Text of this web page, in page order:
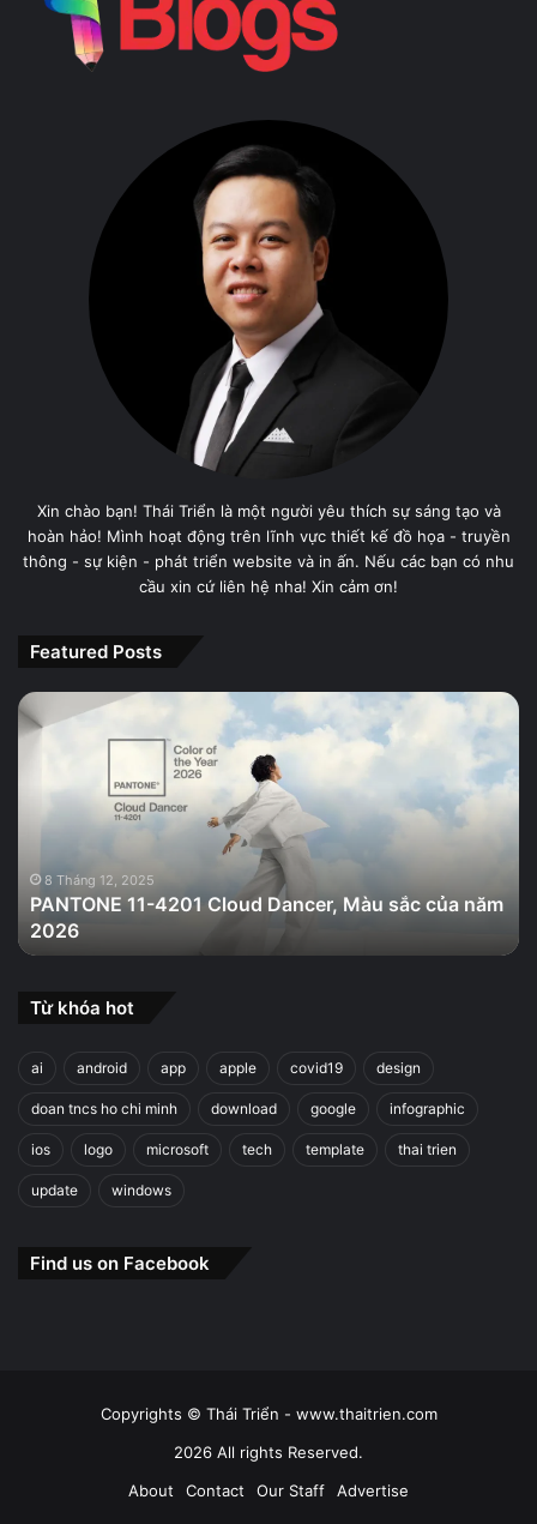
Xin chào bạn! Thái Triển là một người yêu thích sự sáng tạo và
hoàn hảo! Mình hoạt động trên lĩnh vực thiết kế đồ họa - truyền
thông - sự kiện - phát triển website và in ấn. Nếu các bạn có nhu
cầu xin cứ liên hệ nha! Xin cảm ơn!
Featured Posts
PANTONE
11-
Màu
của
năm
2026
8 Tháng 12, 2025
PANTONE 11-4201 Cloud Dancer, Màu sắc của năm
2026
Từ khóa hot
ai android app apple covid19 design
doan tncs ho chi minh download google infographic
ios logo microsoft tech template thai trien
update windows
Find us on Facebook
Copyrights © Thái Triển - www.thaitrien.com
2026 All rights Reserved.
About
Contact Our Staff Advertise